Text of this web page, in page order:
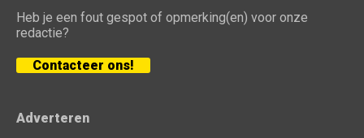
Heb je een fout gespot of opmerking(en) voor onze
redactie?
Contacteer ons!
Adverteren